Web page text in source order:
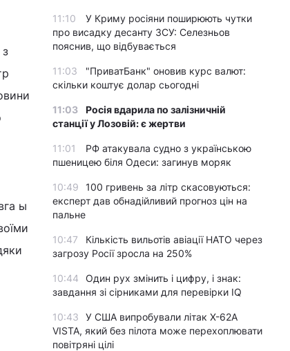
ы
11:10
У Криму росіяни поширюють чутки
про висадку десанту ЗСУ: Селезньов
пояснив, що відбувається
11:03
"ПриватБанк" оновив курс валют:
скільки коштує долар сьогодні
11:03
Росія вдарила по залізничній
станції у Лозовій: є жертви
11:01
РФ атакувала судно з українською
пшеницею біля Одеси: загинув моряк
10:49
100 гривень за літр скасовуються:
експерт дав обнадійливий прогноз цін на
пальне
10:47
Кількість вильотів авіації НАТО через
загрозу Росії зросла на 250%
10:44
Один рух змінить і цифру, і знак:
завдання зі сірниками для перевірки IQ
10:43
У США випробували літак X-62A
VISTA, який без пілота може перехоплювати
повітряні цілі